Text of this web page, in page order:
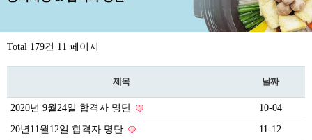
Total 179건 11 페이지
제목 날짜
2020년 9월24일 합격자 명단 10-04
20년11월12일 합격자 명단 11-12